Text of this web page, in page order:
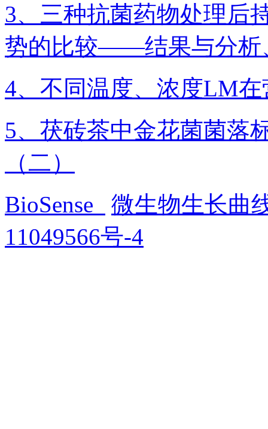
3、三种抗菌药物处理后
势的比较——结果与分析
4、不同温度、浓度LM
5、茯砖茶中金花菌菌落
（二）
BioSense
微生物生长曲
11049566号-4